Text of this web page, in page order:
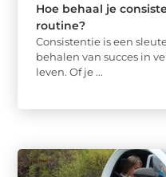
Hoe behaal je
routine?
Consistentie is een
behalen van succes in
leven. Of je ...